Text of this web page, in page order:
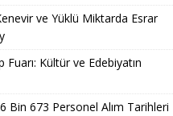
ve Yüklü Miktarda Esrar
Kültür ve Edebiyatın
Bin 673 Personel Alım Tarihleri